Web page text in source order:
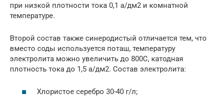
при низкой плотности тока 0,1 а/дм2 и комнатной
температуре.
Второй состав также синеродистый отличается тем, что
вместо соды используется поташ, температуру
электролита можно увеличить до 800С, катодная
плотность тока до 1,5 а/дм2. Состав электролита:
Хлористое серебро 30-40 г/л;